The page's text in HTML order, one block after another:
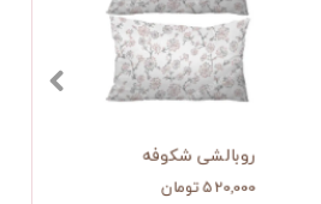
روبالشی شکوفه
۵۲۰,۰۰۰ تومان